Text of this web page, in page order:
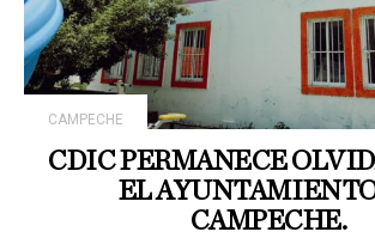
CAMPECHE
CDIC PERMANECE
EL
CAMPECHE.